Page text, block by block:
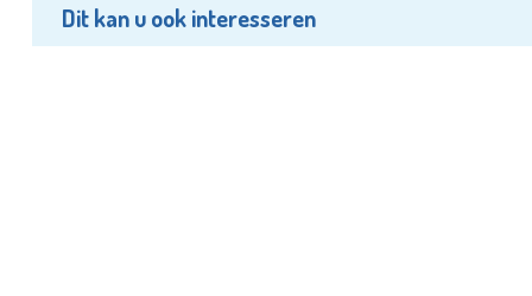
Dit kan u ook interesseren